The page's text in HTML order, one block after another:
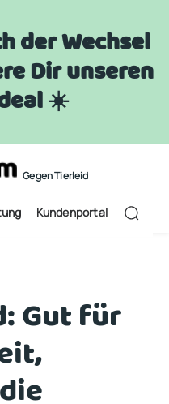
der Wechsel
Dir unseren
☀️
Gegen Tierleid
Kundenportal
Gut für